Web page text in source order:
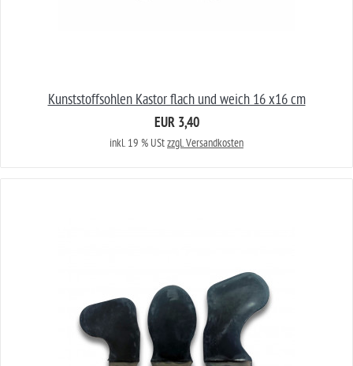
Kunststoffsohlen Kastor flach und weich 16 x16 cm
EUR 3,40
inkl. 19 % UStzzgl. Versandkosten